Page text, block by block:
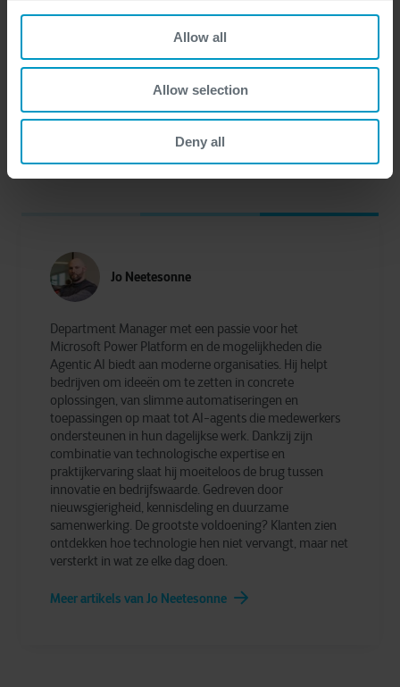
Allow all
Allow selection
Deny all
Van copilots naar autonome agents
'.
Jo Neetesonne
Department Manager met een passie voor het
Microsoft Power Platform en de mogelijkheden die
Agentic AI biedt aan moderne organisaties. Hij helpt
bedrijven om ideeën om te zetten in concrete
oplossingen, van slimme automatiseringen en
toepassingen op maat tot AI-agents die medewerkers
ondersteunen in hun dagelijkse werk. Dankzij zijn
combinatie van technologische expertise en
praktijkervaring slaat hij moeiteloos de brug tussen
innovatie en bedrijfswaarde. Gedreven door
nieuwsgierigheid, kennisdeling en duurzame
samenwerking. De grootste voldoening? Klanten zien
ontdekken hoe technologie hen niet vervangt, maar net
versterkt in wat ze elke dag doen.
Meer artikels van Jo Neetesonne